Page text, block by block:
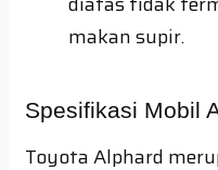
makan supir.
Spesifikasi Mobil
Toyota Alphard